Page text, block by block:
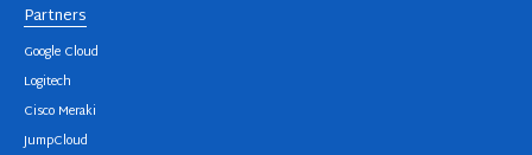
Partners
Google Cloud
Logitech
Cisco Meraki
JumpCloud